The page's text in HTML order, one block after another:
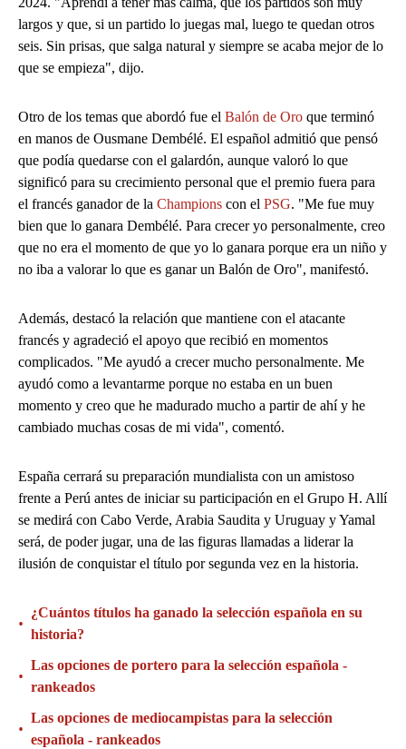
largos y que, si un partido lo juegas mal, luego te quedan otros
seis. Sin prisas, que salga natural y siempre se acaba mejor de lo
que se empieza", dijo.
Otro de los temas que abordó fue el Balón de Oro que terminó
en manos de Ousmane Dembélé. El español admitió que pensó
que podía quedarse con el galardón, aunque valoró lo que
significó para su crecimiento personal que el premio fuera para
el francés ganador de la Champions con el PSG. "Me fue muy
bien que lo ganara Dembélé. Para crecer yo personalmente, creo
que no era el momento de que yo lo ganara porque era un niño y
no iba a valorar lo que es ganar un Balón de Oro", manifestó.
Además, destacó la relación que mantiene con el atacante
francés y agradeció el apoyo que recibió en momentos
complicados. "Me ayudó a crecer mucho personalmente. Me
ayudó como a levantarme porque no estaba en un buen
momento y creo que he madurado mucho a partir de ahí y he
cambiado muchas cosas de mi vida", comentó.
España cerrará su preparación mundialista con un amistoso
frente a Perú antes de iniciar su participación en el Grupo H. Allí
se medirá con Cabo Verde, Arabia Saudita y Uruguay y Yamal
será, de poder jugar, una de las figuras llamadas a liderar la
ilusión de conquistar el título por segunda vez en la historia.
•
¿Cuántos títulos ha ganado la selección española en su
historia?
•
Las opciones de portero para la selección española -
rankeados
•
Las opciones de mediocampistas para la selección
española - rankeados